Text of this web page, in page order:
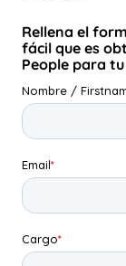
Rellena el
fácil que es
People para